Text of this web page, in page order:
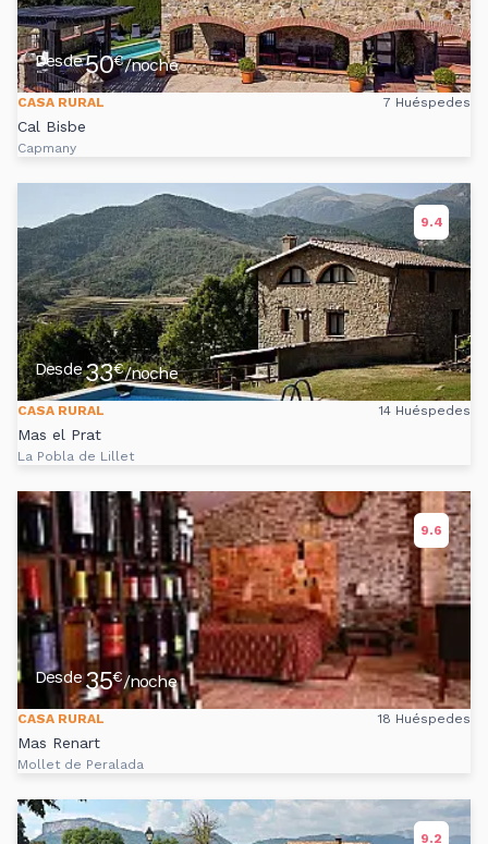
Desde50€/noche
CASA RURAL 7 Huéspedes
Cal Bisbe
Capmany
9.4
Desde33€/noche
CASA RURAL 14 Huéspedes
Mas el Prat
La Pobla de Lillet
9.6
Desde35€/noche
CASA RURAL 18 Huéspedes
Mas Renart
Mollet de Peralada
9.2